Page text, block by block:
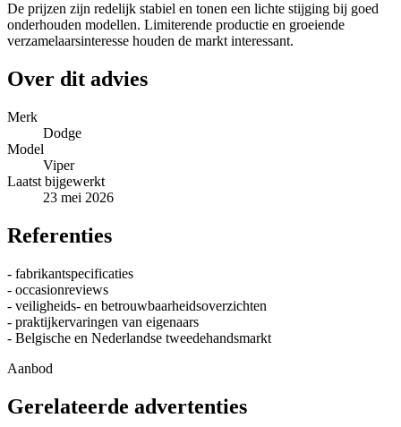
De prijzen zijn redelijk stabiel en tonen een lichte stijging bij goed
onderhouden modellen. Limiterende productie en groeiende
verzamelaarsinteresse houden de markt interessant.
Over dit advies
Merk
Dodge
Model
Viper
Laatst bijgewerkt
23 mei 2026
Referenties
- fabrikantspecificaties
- occasionreviews
- veiligheids- en betrouwbaarheidsoverzichten
- praktijkervaringen van eigenaars
- Belgische en Nederlandse tweedehandsmarkt
Aanbod
Gerelateerde advertenties